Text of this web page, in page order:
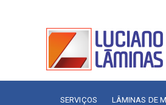
SERVIÇOS LÂMINAS DE